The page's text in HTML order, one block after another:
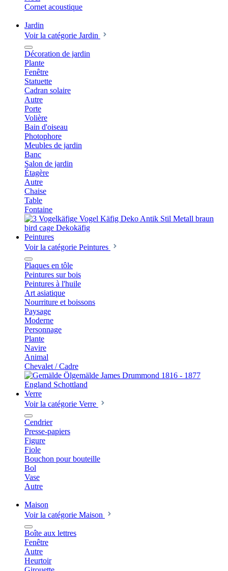
Cornet acoustique
Jardin
Voir la catégorie Jardin
Décoration de jardin
Plante
Fenêtre
Statuette
Cadran solaire
Autre
Porte
Volière
Bain d'oiseau
Photophore
Meubles de jardin
Banc
Salon de jardin
Étagère
Autre
Chaise
Table
Fontaine
Peintures
Voir la catégorie Peintures
Plaques en tôle
Peintures sur bois
Peintures à l'huile
Art asiatique
Nourriture et boissons
Paysage
Moderne
Personnage
Plante
Navire
Animal
Chevalet / Cadre
Verre
Voir la catégorie Verre
Cendrier
Presse-papiers
Figure
Fiole
Bouchon pour bouteille
Bol
Vase
Autre
Maison
Voir la catégorie Maison
Boîte aux lettres
Fenêtre
Autre
Heurtoir